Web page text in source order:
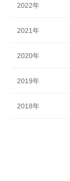
2022年
2021年
2020年
2019年
2018年